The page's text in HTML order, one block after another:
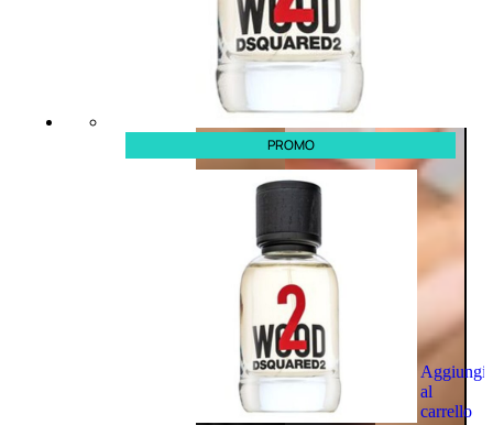
Aggiungi
al
carrello
PROMO